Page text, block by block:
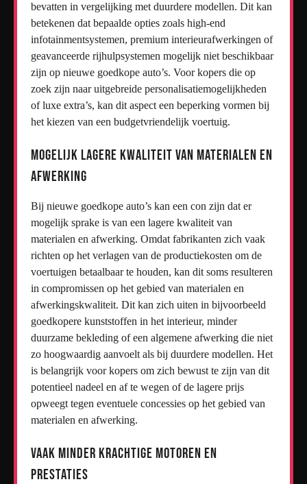
bevatten in vergelijking met duurdere modellen. Dit kan
betekenen dat bepaalde opties zoals high-end
infotainmentsystemen, premium interieurafwerkingen of
geavanceerde rijhulpsystemen mogelijk niet beschikbaar
zijn op nieuwe goedkope auto’s. Voor kopers die op
zoek zijn naar uitgebreide personalisatiemogelijkheden
of luxe extra’s, kan dit aspect een beperking vormen bij
het kiezen van een budgetvriendelijk voertuig.
Mogelijk lagere kwaliteit van materialen en
afwerking
Bij nieuwe goedkope auto’s kan een con zijn dat er
mogelijk sprake is van een lagere kwaliteit van
materialen en afwerking. Omdat fabrikanten zich vaak
richten op het verlagen van de productiekosten om de
voertuigen betaalbaar te houden, kan dit soms resulteren
in compromissen op het gebied van materialen en
afwerkingskwaliteit. Dit kan zich uiten in bijvoorbeeld
goedkopere kunststoffen in het interieur, minder
duurzame bekleding of een algemene afwerking die niet
zo hoogwaardig aanvoelt als bij duurdere modellen. Het
is belangrijk voor kopers om zich bewust te zijn van dit
potentieel nadeel en af te wegen of de lagere prijs
opweegt tegen eventuele concessies op het gebied van
materialen en afwerking.
Vaak minder krachtige motoren en
prestaties